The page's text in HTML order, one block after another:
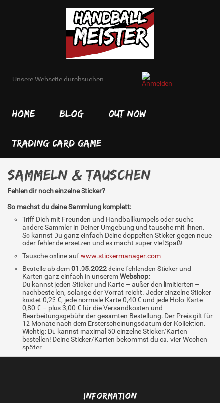
HOME BLOG OUT NOW
TRADING CARD GAME
Sammeln & Tauschen
Fehlen dir noch einzelne Sticker?
So machst du deine Sammlung komplett:
Triff Dich mit Freunden und Handballkumpels oder suche
andere Sammler in Deiner Umgebung und tausche mit ihnen.
So kannst Du ganz einfach Deine doppelten Sticker gegen neue
oder fehlende ersetzen und es macht super viel Spaß!
Tausche online aufwww.stickermanager.com
Bestelle ab dem01.05.2022deine fehlenden Sticker und
Karten ganz einfach in unseremWebshop:
Du kannst jeden Sticker und Karte – außer den limitierten –
nachbestellen, solange der Vorrat reicht. Jeder einzelne Sticker
kostet 0,23 €, jede normale Karte 0,40 € und jede Holo-Karte
0,80 € – plus 3,00 € für die Versandkosten und
Bearbeitungsgebühr der gesamten Bestellung. Der Preis gilt für
12 Monate nach dem Ersterscheinungsdatum der Kollektion.
Wichtig: Du kannst maximal 50 einzelne Sticker/Karten
bestellen! Deine Sticker/Karten bekommst du ca. vier Wochen
später.
INFORMATION